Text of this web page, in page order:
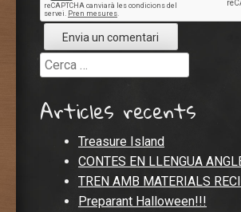
Cerca
Articles recents
Treasure Island
CONTES EN LLENGUA
TREN AMB MATERIALS
Preparant Halloween!!!